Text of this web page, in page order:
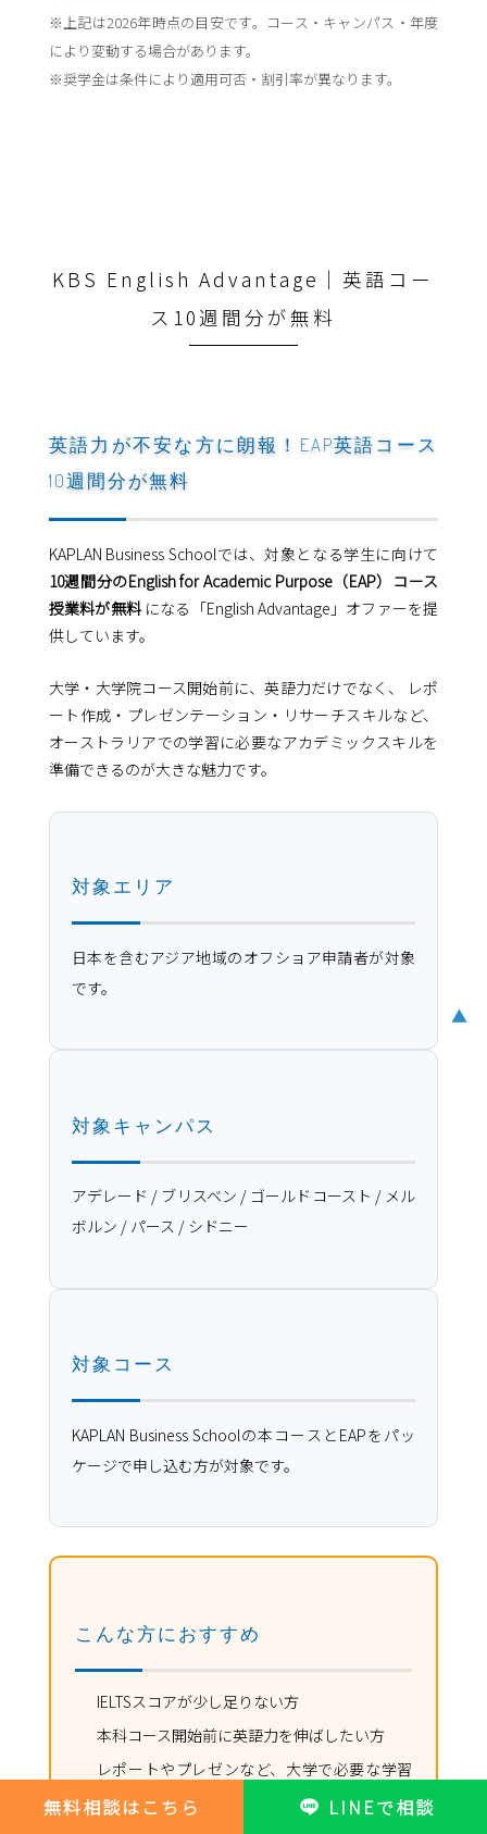
※上記は2026年時点の目安です。コース・キャンパス・年度
により変動する場合があります。
※奨学金は条件により適用可否・割引率が異なります。
KBS English Advantage｜英語コー
ス10週間分が無料
英語力が不安な方に朗報！EAP英語コース
10週間分が無料
KAPLAN Business Schoolでは、対象となる学生に向けて
10週間分のEnglish for Academic Purpose（EAP）コース
授業料が無料になる「English Advantage」オファーを提
供しています。
大学・大学院コース開始前に、英語力だけでなく、 レポ
ート作成・プレゼンテーション・リサーチスキルなど、
オーストラリアでの学習に必要なアカデミックスキルを
準備できるのが大きな魅力です。
対象エリア
日本を含むアジア地域のオフショア申請者が対象
です。
対象キャンパス
アデレード / ブリスベン / ゴールドコースト / メル
ボルン / パース / シドニー
対象コース
KAPLAN Business Schoolの本コースとEAPをパッ
ケージで申し込む方が対象です。
こんな方におすすめ
IELTSスコアが少し足りない方
本科コース開始前に英語力を伸ばしたい方
レポートやプレゼンなど、大学で必要な学習
スキルを準備したい方
無料相談はこちら LINEで相談
▲